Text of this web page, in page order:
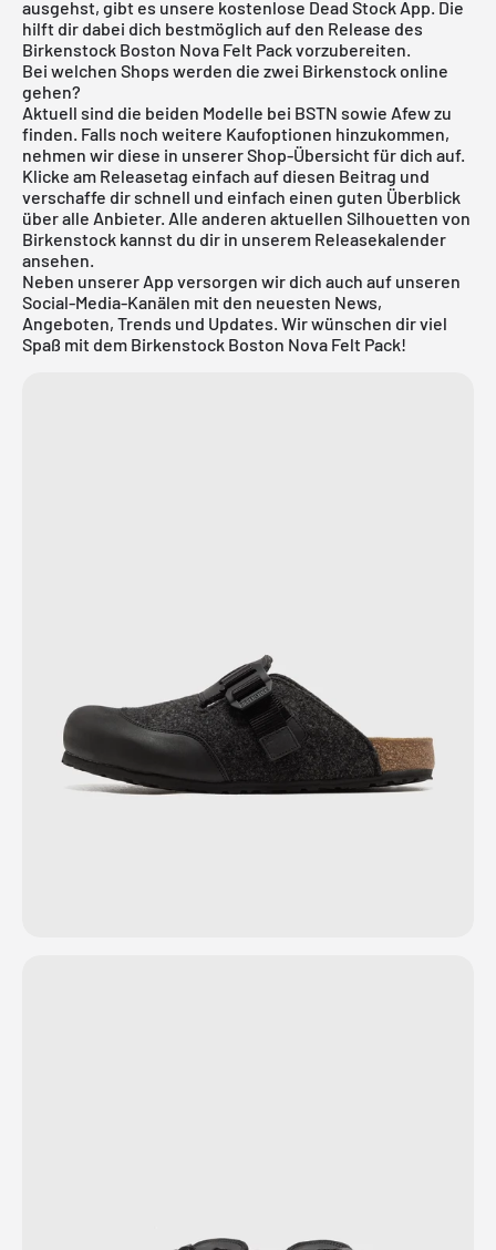
ausgehst, gibt es unsere kostenlose Dead Stock App. Die
hilft dir dabei dich bestmöglich auf den Release des
Birkenstock Boston Nova Felt Pack vorzubereiten.
Bei welchen Shops werden die zwei Birkenstock online
gehen?
Aktuell sind die beiden Modelle bei BSTN sowie Afew zu
finden. Falls noch weitere Kaufoptionen hinzukommen,
nehmen wir diese in unserer Shop-Übersicht für dich auf.
Klicke am Releasetag einfach auf diesen Beitrag und
verschaffe dir schnell und einfach einen guten Überblick
über alle Anbieter. Alle anderen aktuellen Silhouetten von
Birkenstock kannst du dir in unserem Releasekalender
ansehen.
Neben unserer App versorgen wir dich auch auf unseren
Social-Media-Kanälen mit den neuesten News,
Angeboten, Trends und Updates. Wir wünschen dir viel
Spaß mit dem Birkenstock Boston Nova Felt Pack!